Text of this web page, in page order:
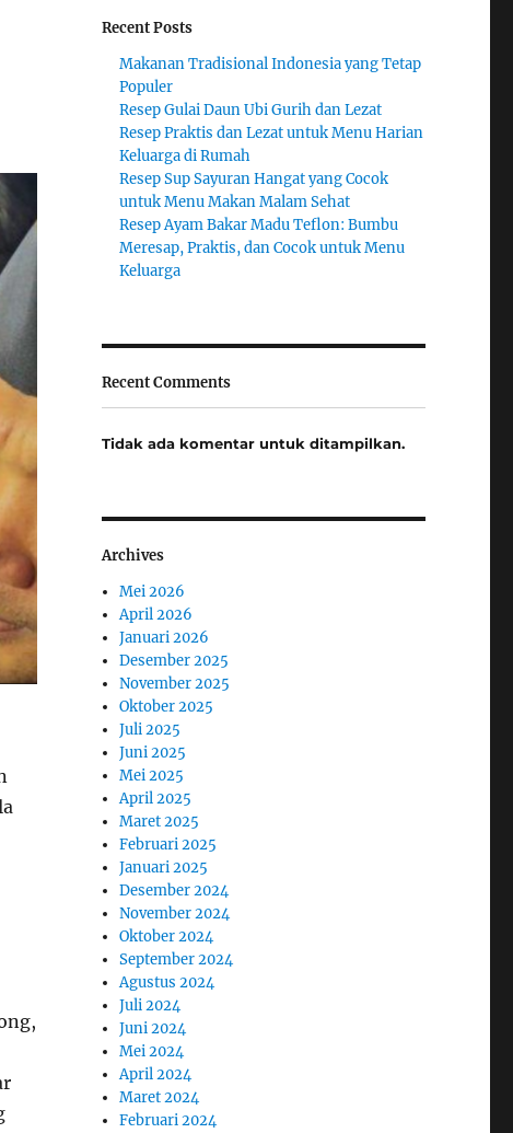
Recent Posts
Makanan Tradisional Indonesia yang Tetap
Populer
Resep Gulai Daun Ubi Gurih dan Lezat
Resep Praktis dan Lezat untuk Menu Harian
Keluarga di Rumah
Resep Sup Sayuran Hangat yang Cocok
untuk Menu Makan Malam Sehat
Resep Ayam Bakar Madu Teflon: Bumbu
Meresap, Praktis, dan Cocok untuk Menu
Keluarga
Recent Comments
Tidak ada komentar untuk ditampilkan.
Archives
Mei 2026
April 2026
Januari 2026
Desember 2025
November 2025
Oktober 2025
Juli 2025
Juni 2025
Mei 2025
April 2025
Maret 2025
Februari 2025
Januari 2025
Desember 2024
November 2024
Oktober 2024
September 2024
Agustus 2024
Juli 2024
Juni 2024
Mei 2024
April 2024
Maret 2024
Februari 2024